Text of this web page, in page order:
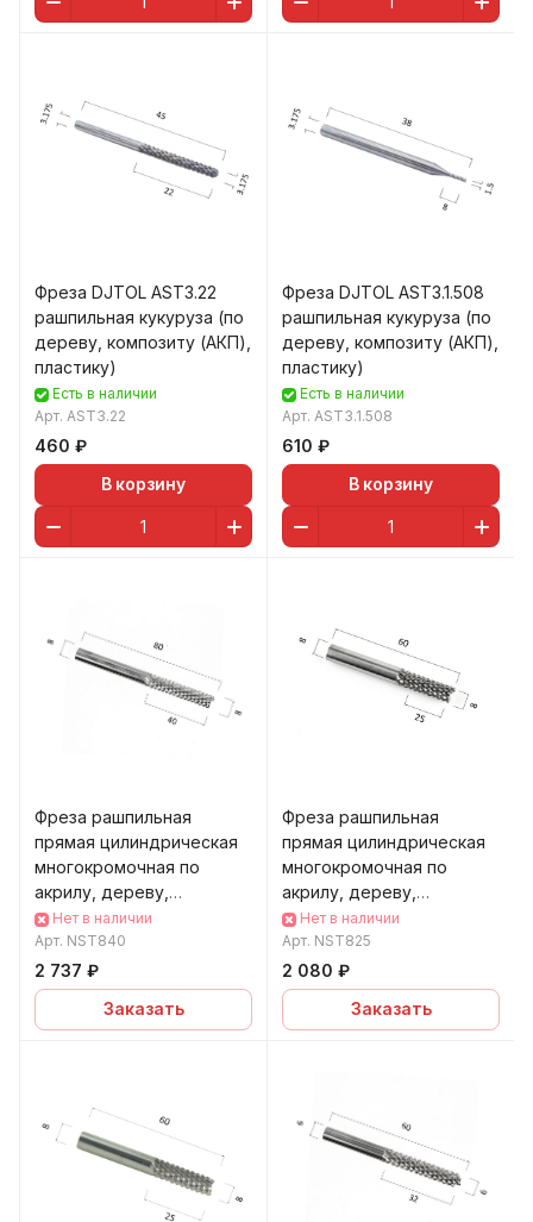
Фреза DJTOL AST3.22
рашпильная кукуруза (по
дереву, композиту (АКП),
пластику)
Есть в наличии
Арт. AST3.22
460 ₽
В корзину
Фреза DJTOL AST3.1.508
рашпильная кукуруза (по
дереву, композиту (АКП),
пластику)
Есть в наличии
Арт. AST3.1.508
610 ₽
В корзину
Фреза рашпильная
прямая цилиндрическая
многокромочная по
акрилу, дереву,
композиту (АКП)
DJTOLNST840
Нет в наличии
Арт. NST840
2 737 ₽
Заказать
Фреза рашпильная
прямая цилиндрическая
многокромочная по
акрилу, дереву,
композиту (АКП) DJTOL
NST82
Нет в наличии
Арт. NST825
2 080 ₽
Заказать